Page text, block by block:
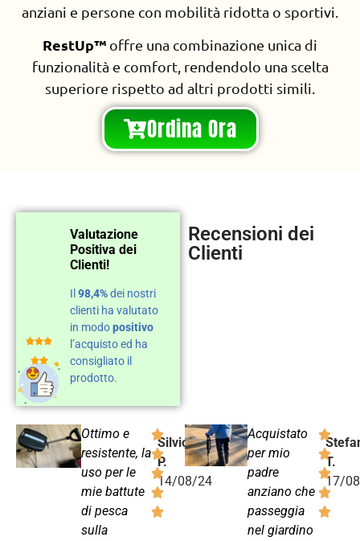
anziani e persone con mobilità ridotta o sportivi.
RestUp™ offre una combinazione unica di
funzionalità e comfort, rendendolo una scelta
superiore rispetto ad altri prodotti simili.
Ordina Ora
Valutazione
Positiva dei
Clienti!
Il98,4%dei nostri
clienti ha valutato
in modopositivo
l’acquisto ed ha
consigliato il
prodotto.
Recensioni dei
Clienti
Ottimo e
resistente, la
uso per le
mie battute
di pesca
sulla
Silvio
P.
14/08/24
Acquistato
per mio
padre
anziano che
passeggia
nel giardino
T.
17/